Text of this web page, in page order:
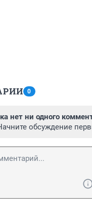
0
нет ни одного
обсуждение